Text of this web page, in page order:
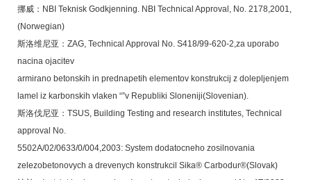
挪威：NBI Teknisk Godkjenning. NBI Technical Approval, No. 2178,2001,
(Norwegian)
斯洛维尼亚：ZAG, Technical Approval No. S418/99-620-2,za uporabo
nacina ojacitev
armirano betonskih in prednapetih elementov konstrukcij z dolepljenjem
lamel iz karbonskih vlaken “”v Republiki Sloneniji(Slovenian).
斯洛伐尼亚：TSUS, Building Testing and research institutes, Technical
approval No.
5502A/02/0633/0/004,2003: System dodatocneho zosilnovania
zelezobetonovych a drevenych konstrukcil Sika® Carbodur®(Slovak)